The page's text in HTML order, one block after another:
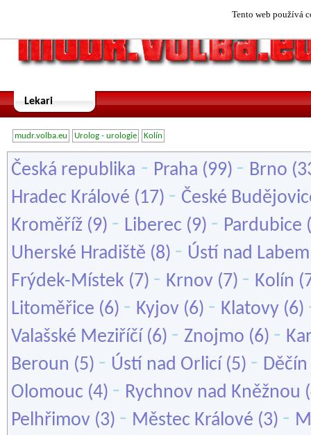
Tento web používá
Lekari
mudr.volba.eu Urolog - urologie Kolín
Česká republika - Praha (99) - Brno
Hradec Králové (17) - České
Kroměříž (9) - Liberec (9) - Pardubice
Uherské Hradiště (8) - Ústí nad Labem
Frýdek-Místek (7) - Krnov (7) - Kolín
Litoměřice (6) - Kyjov (6) - Klatovy (6)
Valašské Meziříčí (6) - Znojmo (6) -
Beroun (5) - Ústí nad Orlicí (5) - Děčín
Olomouc (4) - Rychnov nad Kněžnou
Pelhřimov (3) - Městec Králové (3) -